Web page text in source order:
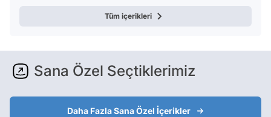
Tüm içerikleri
Sana Özel Seçtiklerimiz
Daha Fazla Sana Özel İçerikler